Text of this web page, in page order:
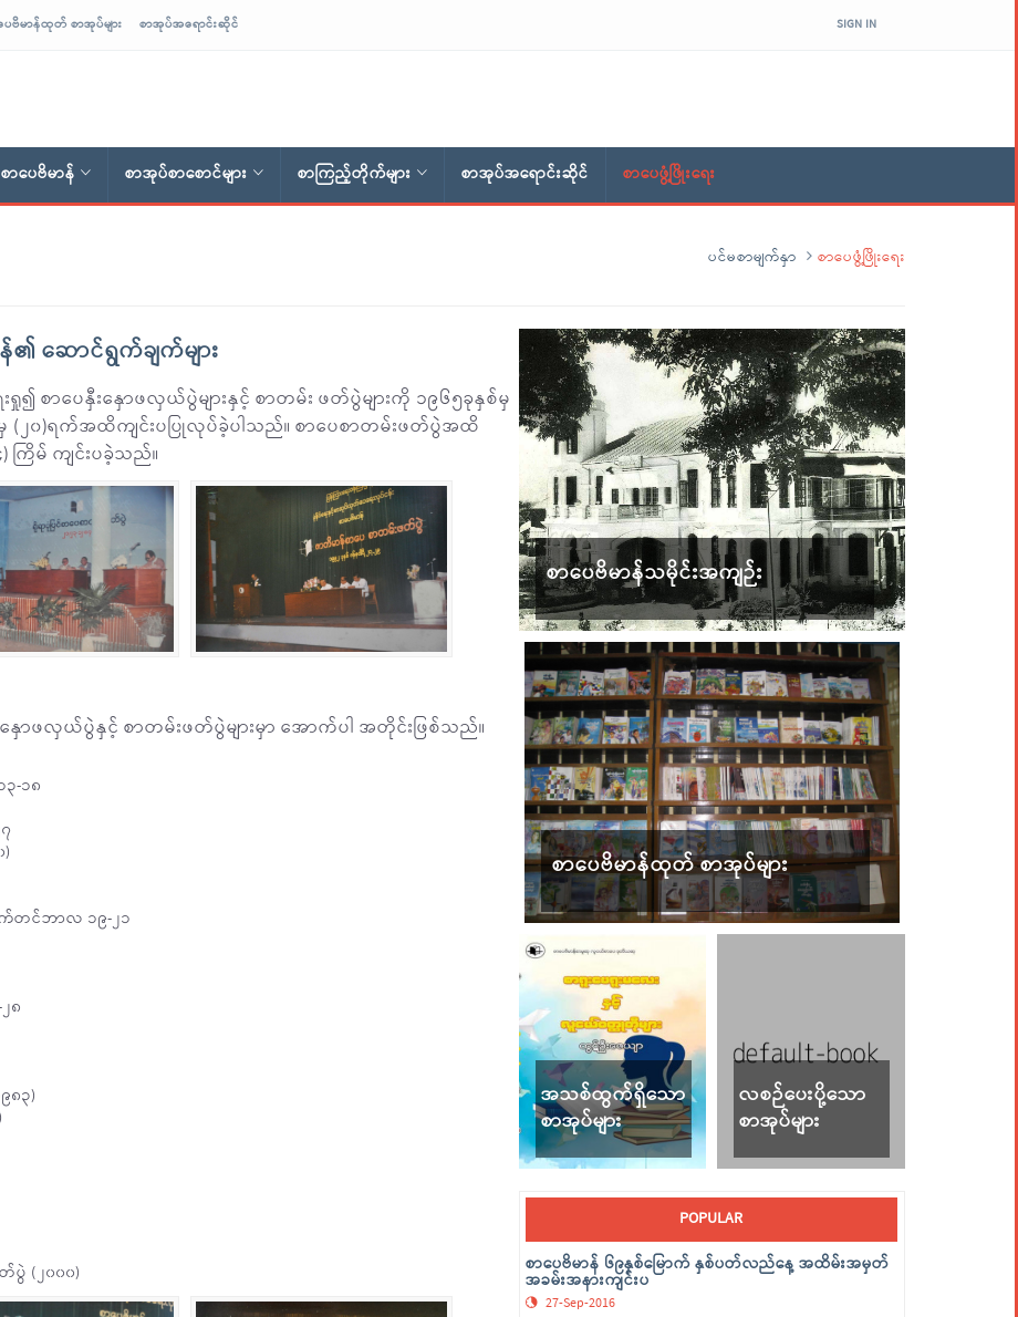
ေဗိမာန်ထုတ် စာအုပ်များ စာအုပ်အရောင်းဆိုင် SIGN IN
စာပေဗိမာန် စာအုပ်စာစောင်များ စာကြည့်တိုက်များ စာအုပ်အရောင်းဆိုင် စာပေဖွံ့ဖြိုးရေး
ပင်မစာမျက်နှာ စာပေဖွံ့ဖြိုးရေး
၏ ဆောင်ရွက်ချက်များ
၍ စာပေနှီးနှောဖလှယ်ပွဲများနှင့် စာတမ်း ဖတ်ပွဲများကို ၁၉၆၅ခုနှစ်မှ
(၂၀)ရက်အထိကျင်းပပြုလုပ်ခဲ့ပါသည်။ စာပေစာတမ်းဖတ်ပွဲအထိ
ကြိမ် ကျင်းပခဲ့သည်။
ောဖလှယ်ပွဲနှင့် စာတမ်းဖတ်ပွဲများမှာ အောက်ပါ အတိုင်းဖြစ်သည်။
၃-၁၈
က်တင်ဘာလ ၁၉-၂၁
၈
၈၃)
ပွဲ (၂၀၀၀)
စာပေဗိမာန်သမိုင်းအကျဉ်း
စာပေဗိမာန်ထုတ် စာအုပ်များ
အသစ်ထွက်ရှိသော
စာအုပ်များ
လစဉ်ပေးပို့သော
စာအုပ်များ
POPULAR
စာပေဗိမာန် ၆၉နှစ်မြောက် နှစ်ပတ်လည်နေ့ အထိမ်းအမှတ်
အခမ်းအနားကျင်းပ
27-Sep-2016